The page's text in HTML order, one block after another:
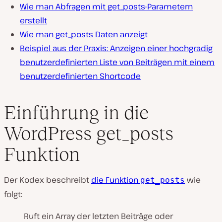
Wie man Abfragen mit get_posts-Parametern
erstellt
Wie man get_posts Daten anzeigt
Beispiel aus der Praxis: Anzeigen einer hochgradig
benutzerdefinierten Liste von Beiträgen mit einem
benutzerdefinierten Shortcode
Einführung in die
WordPress get_posts
Funktion
Der Kodex beschreibt die Funktion get_posts wie
folgt:
Ruft ein Array der letzten Beiträge oder